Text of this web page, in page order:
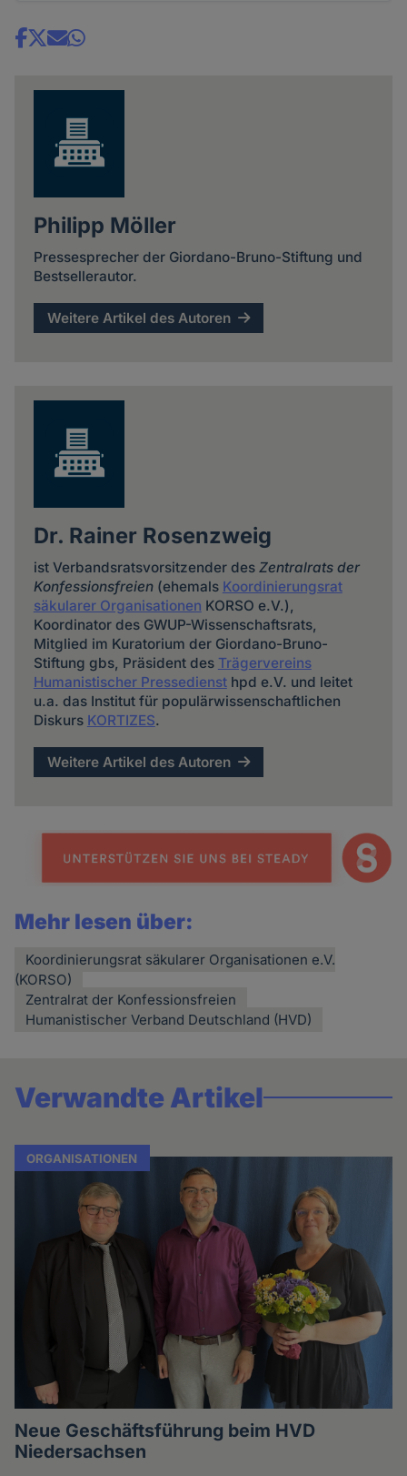
Share
Philipp Möller
Pressesprecher der Giordano-Bruno-Stiftung und
Bestsellerautor.
Weitere Artikel des Autoren
Dr. Rainer Rosenzweig
ist Verbandsratsvorsitzender des Zentralrats der
Konfessionsfreien (ehemals Koordinierungsrat
säkularer Organisationen KORSO e.V.),
Koordinator des GWUP-Wissenschaftsrats,
Mitglied im Kuratorium der Giordano-Bruno-
Stiftung gbs, Präsident des Trägervereins
Humanistischer Pressediensthpd e.V. und leitet
u.a. das Institut für populärwissenschaftlichen
Diskurs KORTIZES.
Weitere Artikel des Autoren
Mehr lesen über:
Koordinierungsrat säkularer Organisationen e.V.
(KORSO)
Zentralrat der Konfessionsfreien
Humanistischer Verband Deutschland (HVD)
Verwandte Artikel
ORGANISATIONEN
Neue Geschäftsführung beim HVD
Niedersachsen